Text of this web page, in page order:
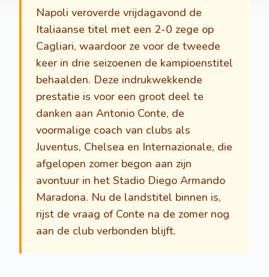
Napoli veroverde vrijdagavond de
Italiaanse titel met een 2-0 zege op
Cagliari, waardoor ze voor de tweede
keer in drie seizoenen de kampioenstitel
behaalden. Deze indrukwekkende
prestatie is voor een groot deel te
danken aan Antonio Conte, de
voormalige coach van clubs als
Juventus, Chelsea en Internazionale, die
afgelopen zomer begon aan zijn
avontuur in het Stadio Diego Armando
Maradona. Nu de landstitel binnen is,
rijst de vraag of Conte na de zomer nog
aan de club verbonden blijft.